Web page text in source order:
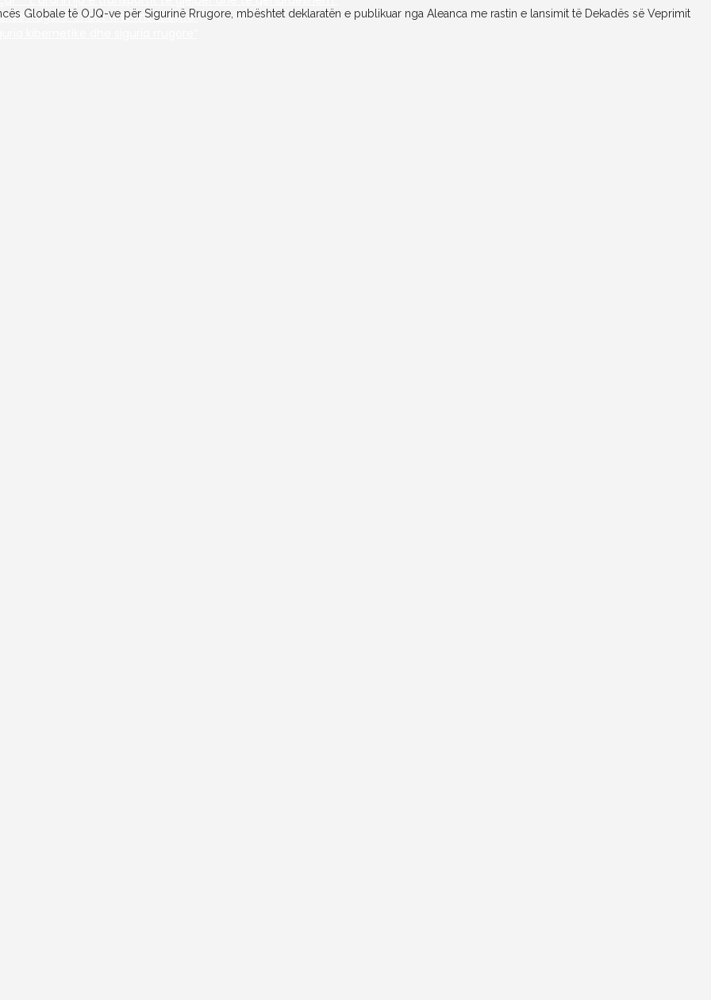
rrugore-sfidat dhe mundësitë”
kibernetike dhe siguria rrugore”
Globale të OJQ-ve për Sigurinë Rrugore, mbështet deklaratën e publikuar nga Aleanca me rastin e lansimit të Dekadës së Veprimit